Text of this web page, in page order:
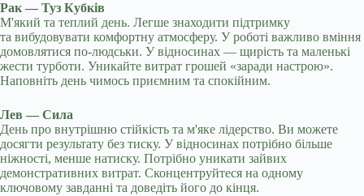
Рак — Туз Кубків
М'який та теплий день. Легше знаходити підтримку
та вибудовувати комфортну атмосферу. У роботі важливо вміння
домовлятися по-людськи. У відносинах — щирість та маленькі
жести турботи. Уникайте витрат грошей «заради настрою».
Наповніть день чимось приємним та спокійним.
Лев — Сила
День про внутрішню стійкість та м'яке лідерство. Ви можете
досягти результату без тиску. У відносинах потрібно більше
ніжності, менше натиску. Потрібно уникати зайвих
демонстративних витрат. Сконцентруйтеся на одному
ключовому завданні та доведіть його до кінця.